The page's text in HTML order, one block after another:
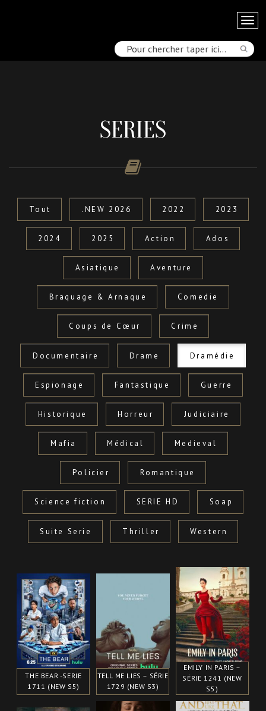
SERIES
Tout .NEW 2026 2022 2023
2024 2025 Action Ados
Asiatique Aventure
Braquage & Arnaque Comedie
Coups de Cœur Crime
Documentaire Drame Dramédie
Espionage Fantastique Guerre
Historique Horreur Judiciaire
Mafia Médical Medieval
Policier Romantique
Science fiction SERIE HD Soap
Suite Serie Thriller Western
THE BEAR -SERIE
1711 (NEW S5)
TELL ME LIES – SÉRIE
1729 (NEW S3)
EMILY IN PARIS –
SÉRIE 1241 (NEW
S5)